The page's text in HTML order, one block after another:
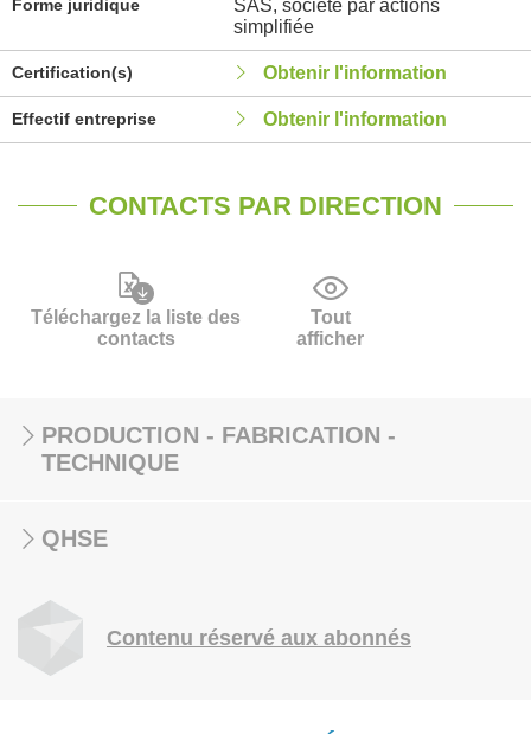
Forme juridique
SAS, société par actions
simplifiée
Certification(s) Obtenir l'information
Effectif entreprise Obtenir l'information
CONTACTS PAR DIRECTION
Téléchargez la liste des
contacts
Tout
afficher
PRODUCTION - FABRICATION -
TECHNIQUE
QHSE
Contenu réservé aux abonnés